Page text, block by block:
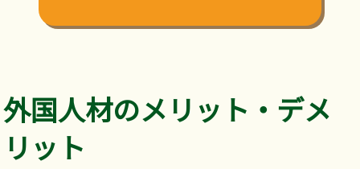
外国人材のメリット・デメ
リット